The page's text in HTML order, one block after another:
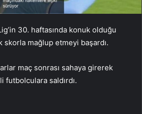
30. haftasında konuk olduğu
skorla mağlup etmeyi başardı.
maç sonrası sahaya girerek
futbolculara saldırdı.